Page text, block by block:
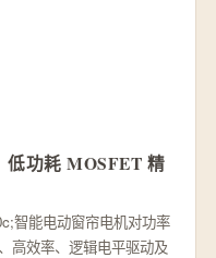
功耗 MOSFET 精
智能电动窗帘电机对功率
高效率、逻辑电平驱动及